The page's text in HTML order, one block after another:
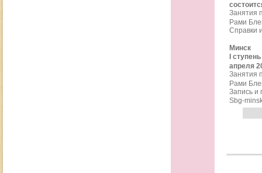
Занятия
Рами
Справки
Минск
I
апреля
Занятия
Рами
Запись и
Sbg-